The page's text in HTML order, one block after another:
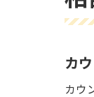
カ
カウ